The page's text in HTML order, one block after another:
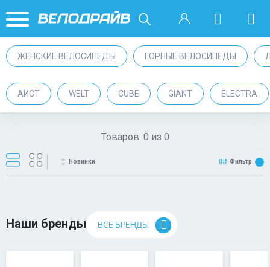
ЖЕНСКИЕ ВЕЛОСИПЕДЫ ГОРНЫЕ ВЕЛОСИПЕДЫ
АИСТ WELT CUBE GIANT ELECTRA
Товаров: 0 из 0
Новинки Фильтр
Наши бренды ВСЕ БРЕНДЫ